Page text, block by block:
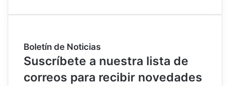
Boletín de Noticias
Suscríbete a nuestra lista de
correos para recibir novedades